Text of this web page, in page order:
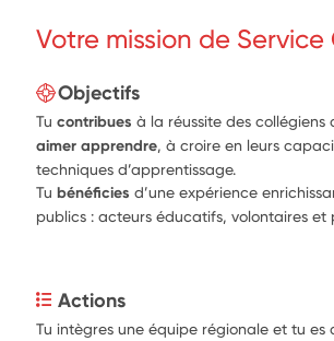
Votre mission de
Objectifs
Tu contribuesà la réussite des
aimer apprendre, à croire en leurs
techniques d’apprentissage.
Tubénéficies d’une expérience
publics : acteurs éducatifs, volontaires et
Actions
Tu intègres une équipe régionale et tu